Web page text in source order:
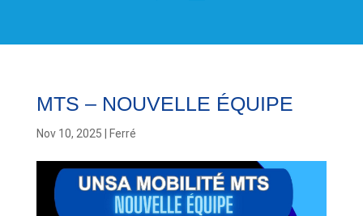
MTS – NOUVELLE ÉQUIPE
Nov 10, 2025 Ferré